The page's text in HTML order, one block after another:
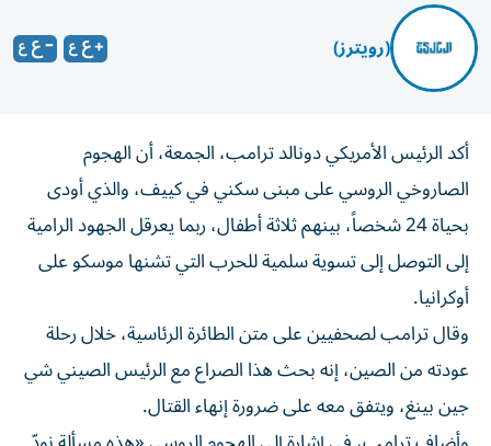
(رويترز)
أكد الرئيس الأمريكي دونالد ترامب، الجمعة، أن ‌الهجوم
الصاروخي الروسي على مبنى سكني في كييف، والذي ​أودى
⁠بحياة 24 شخصاً، بينهم ثلاثة أطفال، ‌ربما يعرقل الجهود ‌الرامية
إلى التوصل إلى تسوية سلمية للحرب التي تشنها موسكو على
أوكرانيا.
وقال ترامب لصحفيين ‌على متن الطائرة الرئاسية، خلال رحلة
عودته من ⁠الصين، إنه بحث هذا الصراع مع الرئيس الصيني شي
جين بينغ، ويتفق معه على ضرورة إنهاء القتال.